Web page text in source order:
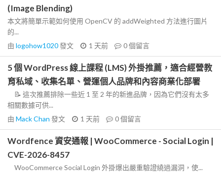
(Image Blending)
本文將簡單示範如何使用 OpenCV 的 addWeighted 方法進行圖片
的...
由 logohow1020發文 1 天前 0個留言
5 個 WordPress 線上課程 (LMS) 外掛推薦，適合經營教
育私域、收集名單、營運個人品牌和內容商業化部署
📝 這次推薦排除一些近 1 至 2 年的新進品牌，因為它們沒有太多
相關數據可供...
由 Mack Chan 發文 1 天前 0個留言
Wordfence 資安通報 | WooCommerce - Social Login |
CVE-2026-8457
WooCommerce Social Login 外掛爆出嚴重驗證繞過漏洞，使...